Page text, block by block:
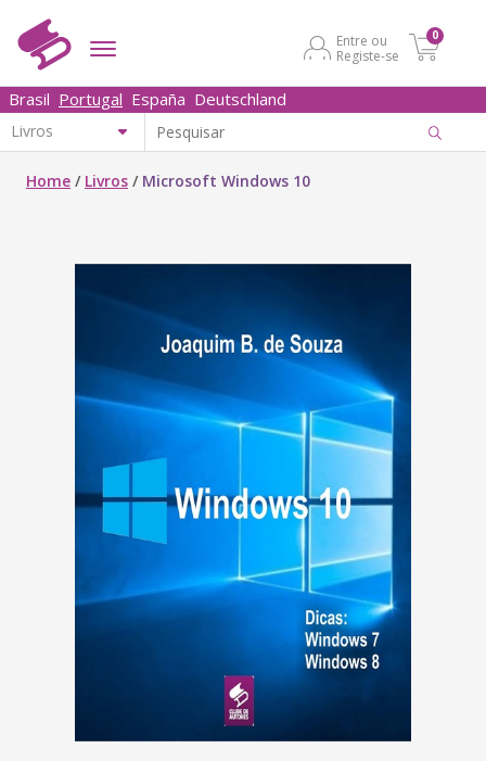
Entre ou
Registe-se
0
Brasil Portugal España Deutschland
Home / Livros / Microsoft Windows 10